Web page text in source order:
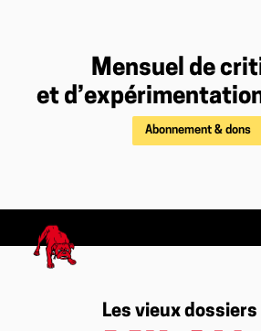
Mensuel de
et
Abonnement & dons
Les vieux dossiers